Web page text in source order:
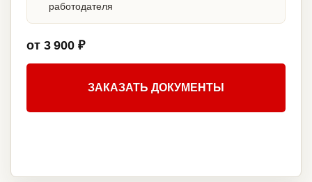
работодателя
от 3 900 ₽
ЗАКАЗАТЬ ДОКУМЕНТЫ